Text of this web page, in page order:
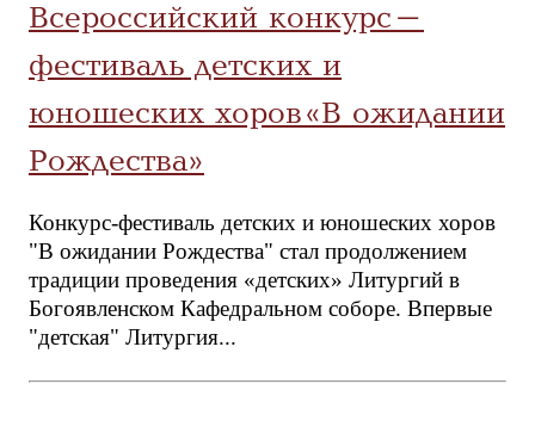
Всероссийский конкурс-
фестиваль детских и
юношеских хоров «В ожидании
Рождества»
Конкурс-фестиваль детских и юношеских хоров
"В ожидании Рождества" стал продолжением
традиции проведения «детских» Литургий в
Богоявленском Кафедральном соборе. Впервые
"детская" Литургия...